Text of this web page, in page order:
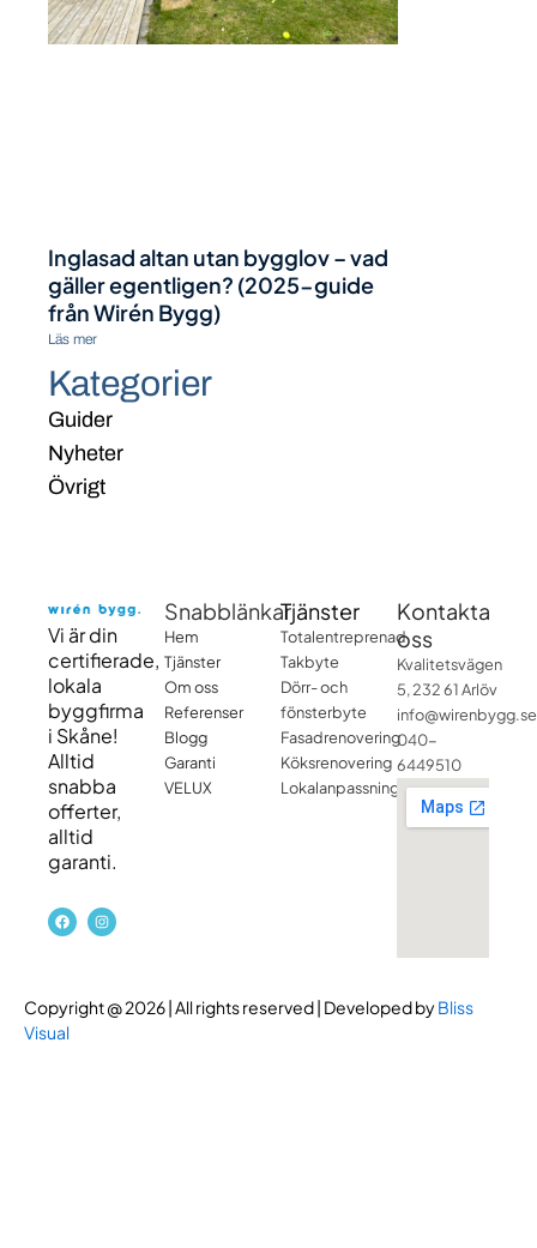
Inglasad altan utan bygglov – vad
gäller egentligen? (2025-guide
från Wirén Bygg)
Läs mer
Kategorier
Guider
Nyheter
Övrigt
Snabblänkar
Hem
Tjänster
Om oss
Referenser
Blogg
Garanti
VELUX
Tjänster
Totalentreprenad
Takbyte
Dörr- och
fönsterbyte
Fasadrenovering
Köksrenovering
Lokalanpassning
Kontakta
oss
Kvalitetsvägen
5, 232 61 Arlöv
info@wirenbygg.se
040-
6449510
Vi är din
certifierade,
lokala
byggfirma
i Skåne!
Alltid
snabba
offerter,
alltid
garanti.
F
a
c
k
I
n
s
r
a
Copyright @ 2026 | All rights reserved | Developed byBliss
Visual